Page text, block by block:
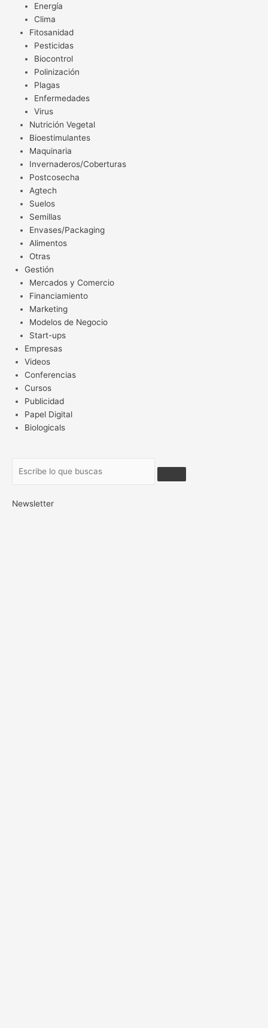
Energía
Clima
Fitosanidad
Pesticidas
Biocontrol
Polinización
Plagas
Enfermedades
Virus
Nutrición Vegetal
Bioestimulantes
Maquinaria
Invernaderos/Coberturas
Postcosecha
Agtech
Suelos
Semillas
Envases/Packaging
Alimentos
Otras
Gestión
Mercados y Comercio
Financiamiento
Marketing
Modelos de Negocio
Start-ups
Empresas
Videos
Conferencias
Cursos
Publicidad
Papel Digital
Biologicals
Newsletter